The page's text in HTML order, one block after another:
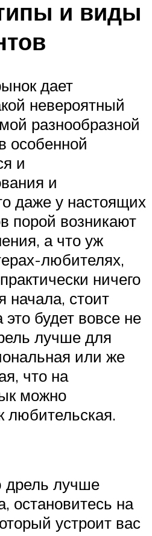
и виды
дает
невероятный
разнообразной
особенной
и
и
даже у настоящих
порой возникают
а что уж
любителях,
ничего
начала, стоит
будет вовсе не
лучше для
или же
что на
можно
любительская.
дрель лучше
остановитесь на
устроит вас